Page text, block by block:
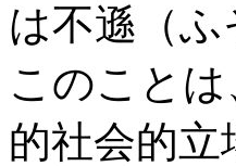
は不遜（
このこと
的社会的